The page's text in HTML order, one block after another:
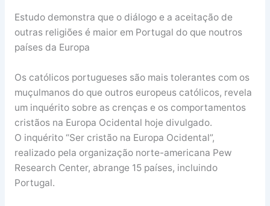
Estudo demonstra que o diálogo e a aceitação de
outras religiões é maior em Portugal do que noutros
países da Europa
Os católicos portugueses são mais tolerantes com os
muçulmanos do que outros europeus católicos, revela
um inquérito sobre as crenças e os comportamentos
cristãos na Europa Ocidental hoje divulgado.
O inquérito “Ser cristão na Europa Ocidental”,
realizado pela organização norte-americana Pew
Research Center, abrange 15 países, incluindo
Portugal.